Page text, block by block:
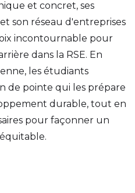
et concret, ses
son réseau d'entreprises
incontournable pour
dans la RSE. En
les étudiants
de pointe qui les prépare
durable, tout en
pour façonner un